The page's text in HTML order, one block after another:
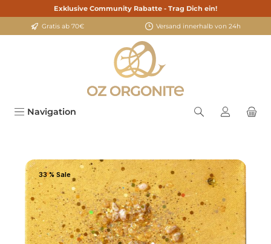
springenExklusive Community Rabatte - Trag Dich ein!
Gratis ab 70€ Versand innerhalb von 24h
Navigation
Bildergalerie überspringen
33 % Sale